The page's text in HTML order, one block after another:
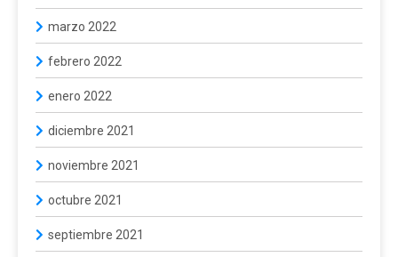
marzo 2022
febrero 2022
enero 2022
diciembre 2021
noviembre 2021
octubre 2021
septiembre 2021